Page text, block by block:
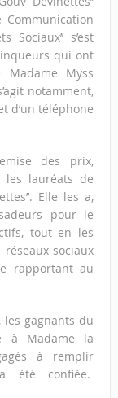
Sociaux’’ s’est
qui ont
Myss
notamment,
d’un téléphone
des prix,
lauréats de
Elle les a,
pour le
tout en les
sociaux
rapportant au
les gagnants du
à Madame la
à remplir
été confiée.